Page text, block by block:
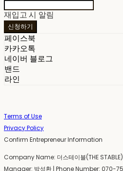
재입고 시 알림
신청하기
페이스북
카카오톡
네이버 블로그
밴드
라인
Terms of Use
Privacy Policy
Confirm Entrepreneur Information
Company Name: 더스테이블(THE
Manager: 박성환 | Phone Number: 070-